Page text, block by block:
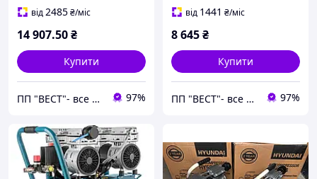
від2485₴/міс
14 907.50₴
Купити
ПП "ВЕСТ"- все для зварки, спецодяг та взуття, пожежна безпека, покрівельні матеріали. 97%
від 1441 ₴/міс
8 645₴
Купити
ПП "ВЕСТ"- все для зварки, спецодяг та взуття, пожежна безпека, покрівельні матеріали. 97%